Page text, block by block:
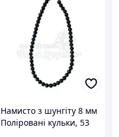
Намисто з шунгіту 8 мм
Поліровані кульки, 53